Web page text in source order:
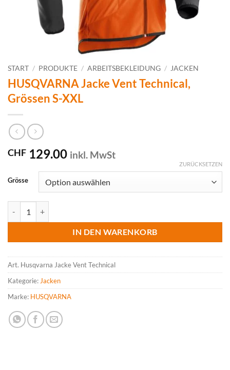
START / PRODUKTE / ARBEITSBEKLEIDUNG / JACKEN
HUSQVARNA Jacke Vent Technical,
Grössen S-XXL
CHF 129.00 inkl. MwSt
Grösse
ZURÜCKSETZEN
IN DEN WARENKORB
Art. Husqvarna Jacke Vent Technical
Kategorie:Jacken
Marke: HUSQVARNA